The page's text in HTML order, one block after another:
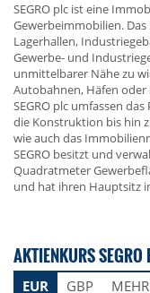
SEGRO plc ist eine
Gewerbeimmobilien.
Lagerhallen,
Gewerbe- und
unmittelbarer Nähe zu
Autobahnen, Häfen
SEGRO plc umfassen
die Konstruktion bis hin
wie auch das
SEGRO besitzt und
Quadratmeter
und hat ihren Hauptsitz
AKTIENKURS
EUR GBP MEHR